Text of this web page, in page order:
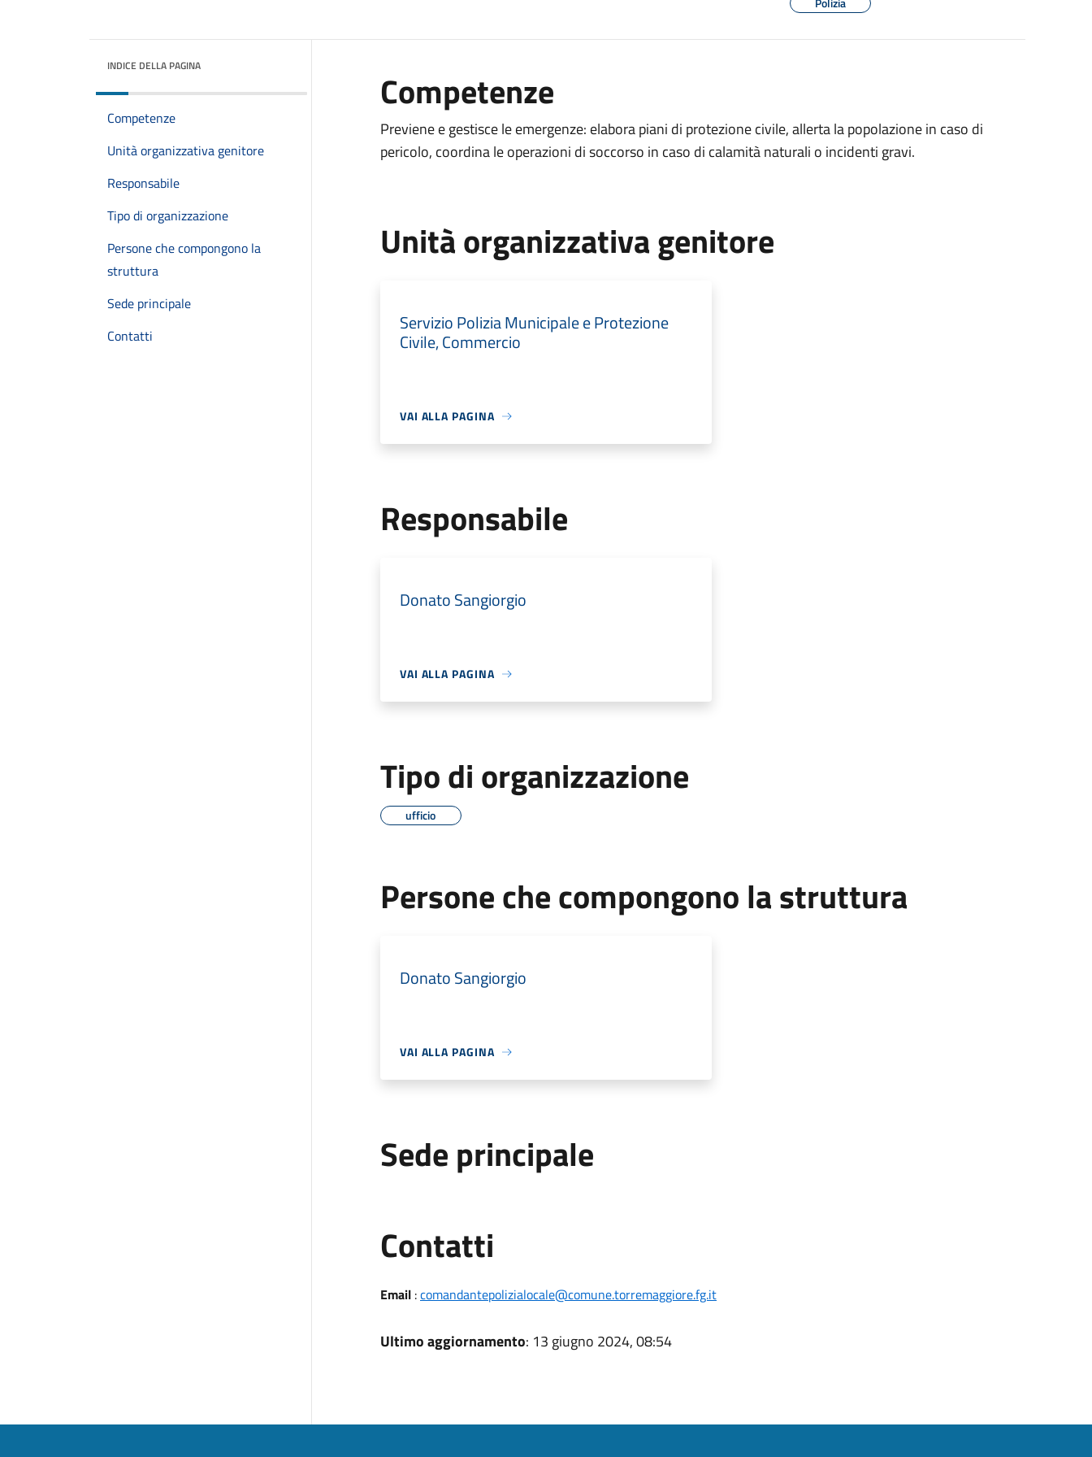
INDICE DELLA PAGINA
Competenze
Unità organizzativa genitore
Responsabile
Tipo di organizzazione
Persone che compongono la
struttura
Sede principale
Contatti
Competenze
Previene e gestisce le emergenze: elabora piani di protezione civile, allerta la popolazione in caso di
pericolo, coordina le operazioni di soccorso in caso di calamità naturali o incidenti gravi.
Unità organizzativa genitore
Servizio Polizia Municipale e Protezione
Civile, Commercio
VAI ALLA PAGINA
Responsabile
Donato Sangiorgio
VAI ALLA PAGINA
Tipo di organizzazione
ufficio
Persone che compongono la struttura
Donato Sangiorgio
VAI ALLA PAGINA
Sede principale
Contatti
Email:comandantepolizialocale@comune.torremaggiore.fg.it
Ultimo aggiornamento: 13 giugno 2024, 08:54